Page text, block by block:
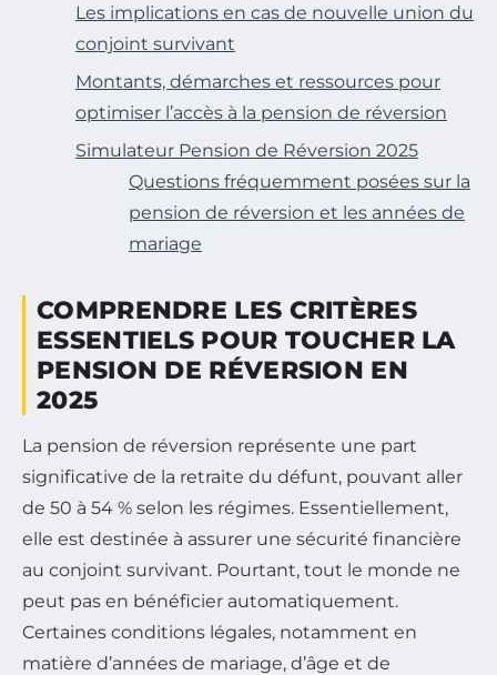
Les implications en cas de nouvelle union du
conjoint survivant
Montants, démarches et ressources pour
optimiser l’accès à la pension de réversion
Simulateur Pension de Réversion 2025
Questions fréquemment posées sur la
pension de réversion et les années de
mariage
COMPRENDRE LES CRITÈRES
ESSENTIELS POUR TOUCHER LA
PENSION DE RÉVERSION EN
2025
La pension de réversion représente une part
significative de la retraite du défunt, pouvant aller
de 50 à 54 % selon les régimes. Essentiellement,
elle est destinée à assurer une sécurité financière
au conjoint survivant. Pourtant, tout le monde ne
peut pas en bénéficier automatiquement.
Certaines conditions légales, notamment en
matière d’années de mariage, d’âge et de